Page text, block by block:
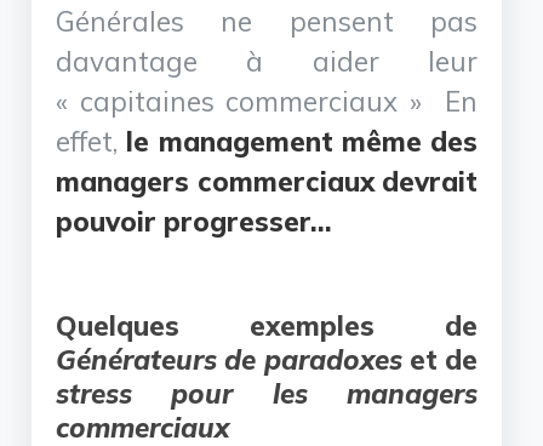
Générales ne pensent pas
davantage à aider leur
« capitaines commerciaux » En
effet, le management même des
managers commerciaux devrait
pouvoir progresser...
Quelques exemples de
Générateurs de paradoxeset de
stress pour les managers
commerciaux